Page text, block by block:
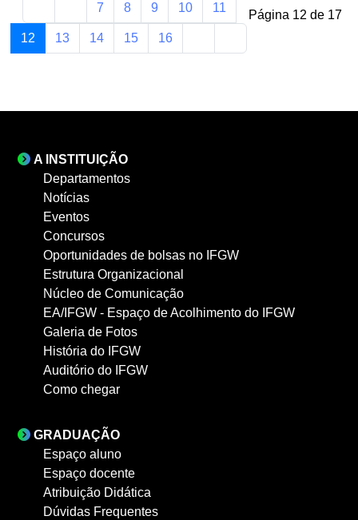
Página 12 de 17
7 8 9 10 11
12 13 14 15 16
A INSTITUIÇÃO
Departamentos
Notícias
Eventos
Concursos
Oportunidades de bolsas no IFGW
Estrutura Organizacional
Núcleo de Comunicação
EA/IFGW - Espaço de Acolhimento do IFGW
Galeria de Fotos
História do IFGW
Auditório do IFGW
Como chegar
GRADUAÇÃO
Espaço aluno
Espaço docente
Atribuição Didática
Dúvidas Frequentes